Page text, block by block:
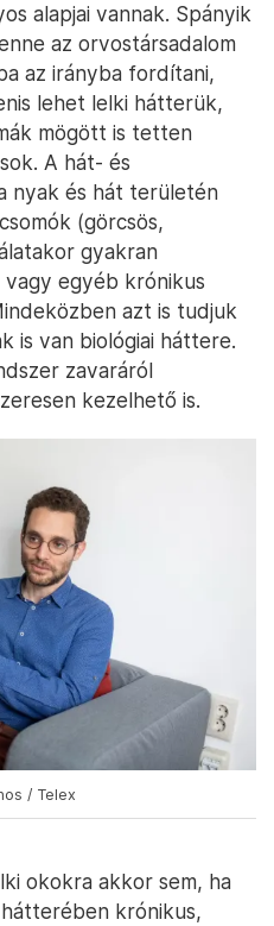
alapjai vannak. Spányik
az orvostársadalom
az irányba fordítani,
lehet lelki hátterük,
mögött is tetten
A hát- és
nyak és hát területén
(görcsös,
gyakran
egyéb krónikus
azt is tudjuk
is van biológiai háttere.
zavaráról
kezelhető is.
/ Telex
okokra akkor sem, ha
krónikus,